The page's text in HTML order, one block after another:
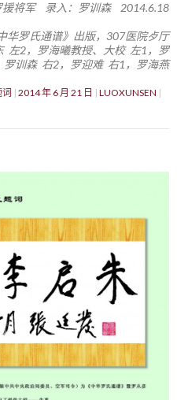
援将军 录入：罗训森 2014.6.18
华罗氏通谱》出版，307医院歺厅
左2，罗海曦教授、大校 左1，罗
罗训森 右2，罗迎难 右1，罗海燕
2014 年 6 月 21 日
LUOXUNSEN